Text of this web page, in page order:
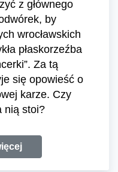
z głównego
by
wrocławskich
płaskorzeźba
Za tą
się opowieść o
karze. Czy
nią stoi?